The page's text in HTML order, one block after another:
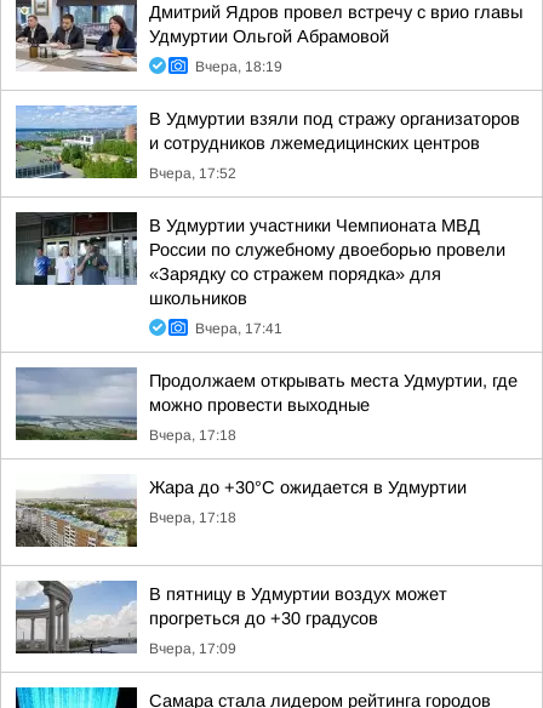
Дмитрий Ядров провел встречу с врио главы
Удмуртии Ольгой Абрамовой
Вчера, 18:19
В Удмуртии взяли под стражу организаторов
и сотрудников лжемедицинских центров
Вчера, 17:52
В Удмуртии участники Чемпионата МВД
России по служебному двоеборью провели
«Зарядку со стражем порядка» для
школьников
Вчера, 17:41
Продолжаем открывать места Удмуртии, где
можно провести выходные
Вчера, 17:18
Жара до +30°С ожидается в Удмуртии
Вчера, 17:18
В пятницу в Удмуртии воздух может
прогреться до +30 градусов
Вчера, 17:09
Самара стала лидером рейтинга городов